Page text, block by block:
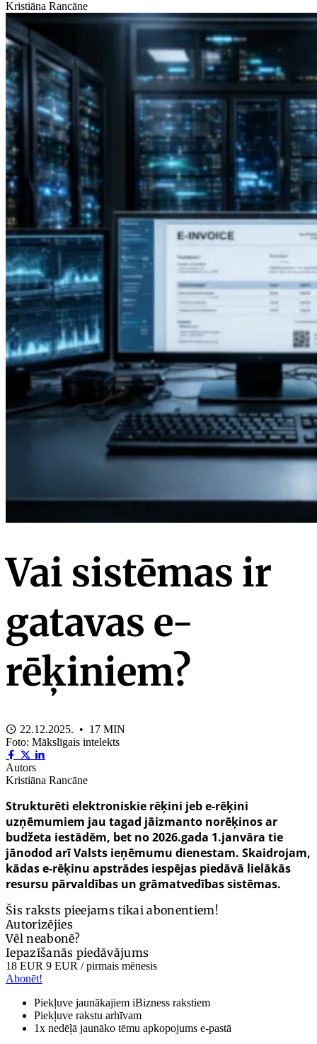
Kristiāna Rancāne
Vai sistēmas ir
gatavas e-
rēķiniem?
22.12.2025. • 17 MIN
Foto: Mākslīgais intelekts
Autors
Kristiāna Rancāne
Strukturēti elektroniskie rēķini jeb e-rēķini
uzņēmumiem jau tagad jāizmanto norēķinos ar
budžeta iestādēm, bet no 2026.gada 1.janvāra tie
jānodod arī Valsts ieņēmumu dienestam. Skaidrojam,
kādas e-rēķinu apstrādes iespējas piedāvā lielākās
resursu pārvaldības un grāmatvedības sistēmas.
Šis raksts pieejams tikai abonentiem!
Autorizējies
Vēl neabonē?
Iepazīšanās piedāvājums
18 EUR 9 EUR / pirmais mēnesis
Abonēt!
Piekļuve jaunākajiem iBizness rakstiem
Piekļuve rakstu arhīvam
1x nedēļā jaunāko tēmu apkopojums e-pastā